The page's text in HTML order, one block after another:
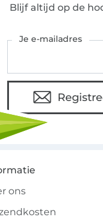
Blijf altijd op de
Je e-mailadres
ons